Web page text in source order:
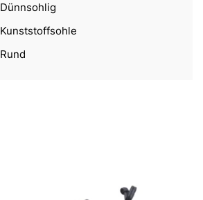
Dünnsohlig
Kunststoffsohle
Rund